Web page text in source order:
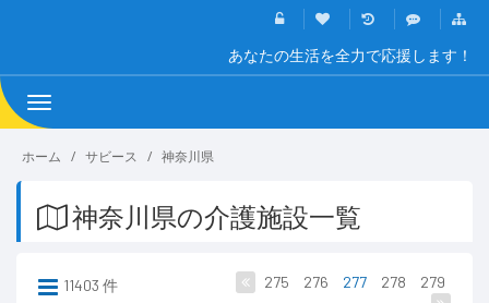
あなたの生活を全力で応援します！
Toggle
navigation
ホーム サビース 神奈川県
神奈川県の介護施設一覧
11403 件 275 276 277 278 279